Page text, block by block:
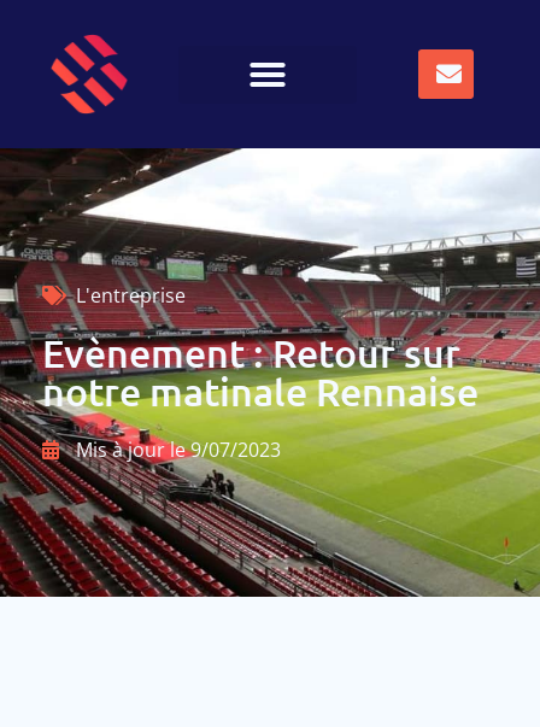
L'entreprise
Evènement : Retour sur
notre matinale Rennaise
Mis à jour le9/07/2023